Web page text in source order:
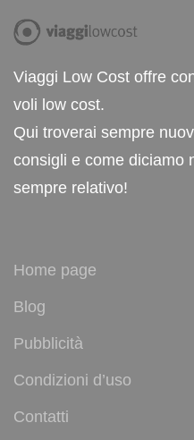
Viaggi Low Cost offre
voli low cost.
Qui troverai sempre
consigli e come diciamo
sempre relativo!
Home page
Blog
Pubblicità
Condizioni d’uso
Contatti